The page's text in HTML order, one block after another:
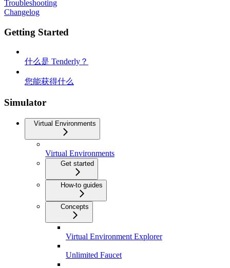
Troubleshooting
Changelog
Getting Started
什么是 Tenderly？
您能获得什么
Simulator
Virtual Environments
Virtual Environments
Get started
How-to guides
Concepts
Virtual Environment Explorer
Unlimited Faucet